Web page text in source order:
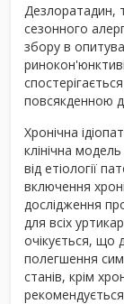
Дезлоратадин,
сезонного
збору в
повсякденною
Хронічна
клінічна
від етіології
включення
дослідження
для всіх
очікується,
полегшення
станів, крім
рекомендується